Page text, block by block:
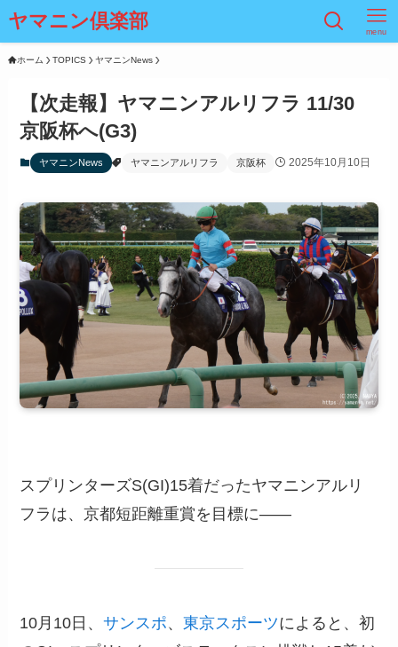
ヤマニン倶楽部 menu
ホーム TOPICS ヤマニンNews
【次走報】ヤマニンアルリフラ 11/30
京阪杯へ(G3)
ヤマニンNews ヤマニンアルリフラ 京阪杯 2025年10月10日
スプリンターズS(GI)15着だったヤマニンアルリ
フラは、京都短距離重賞を目標に――
10月10日、サンスポ、東京スポーツによると、初